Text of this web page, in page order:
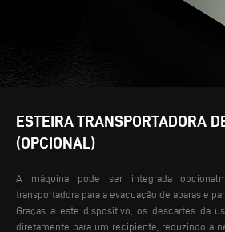
ESTEIRA TRANSPORTADORA
(OPCIONAL)
A máquina pode ser integrada
transportadora para a evacuação de aparas e
Graças a este dispositivo, os descartes da
diretamente para um recipiente, reduzindo a